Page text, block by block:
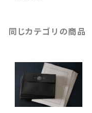
同じカテゴリの商品